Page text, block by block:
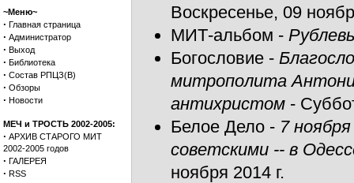
~Меню~
· Главная страница
· Администратор
· Выход
· Библиотека
· Состав РПЦЗ(В)
· Обзоры
· Новости
МЕЧ и ТРОСТЬ 2002-2005:
· АРХИВ СТАРОГО МИТ
2002-2005 годов
· ГАЛЕРЕЯ
· RSS
Воскресенье, 09
МИТ-альбом -
Богословие -
митрополита
антихристом -
Белое Дело - 7
советскими -- в
ноября 2014 г.